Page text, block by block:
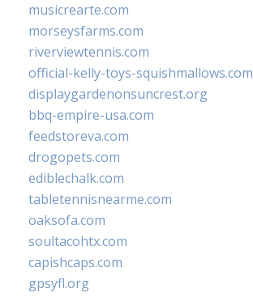
musicrearte.com
morseysfarms.com
riverviewtennis.com
official-kelly-toys-squishmallows.com
displaygardenonsuncrest.org
bbq-empire-usa.com
feedstoreva.com
drogopets.com
ediblechalk.com
tabletennisnearme.com
oaksofa.com
soultacohtx.com
capishcaps.com
gpsyfl.org